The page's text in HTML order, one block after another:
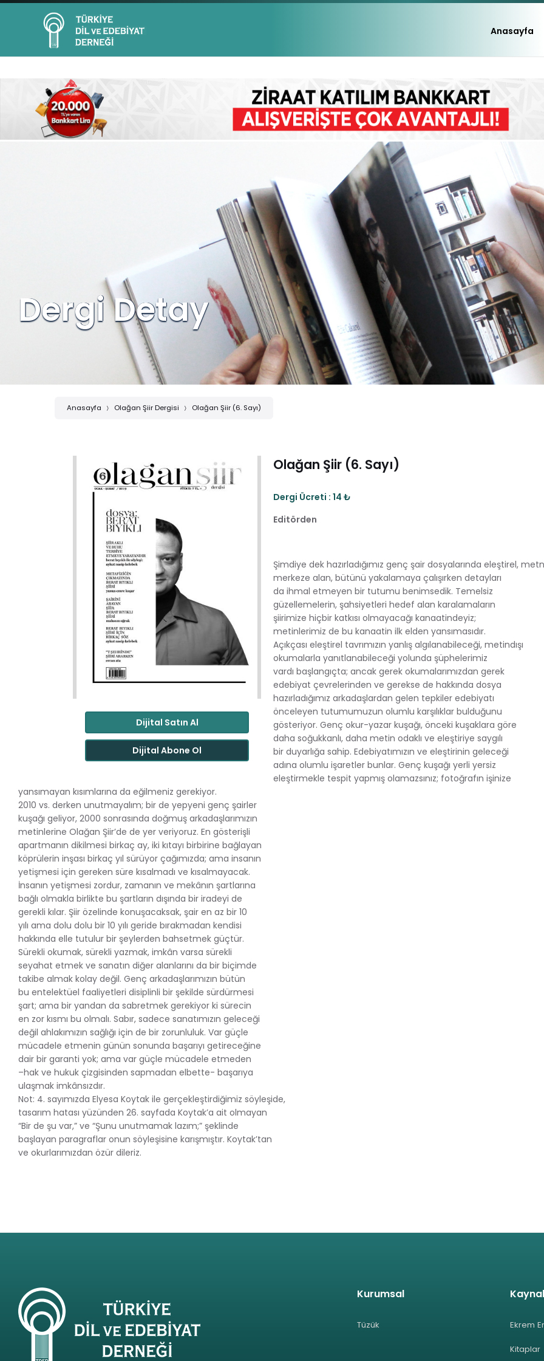
Anasayfa
Dergi Detay
Anasayfa Olağan Şiir Dergisi Olağan Şiir (6. Sayı)
Dijital Satın Al
Dijital Abone Ol
Olağan Şiir (6. Sayı)
Dergi Ücreti : 14 ₺
Editörden
Şimdiye dek hazırladığımız genç şair dosyalarında eleştirel,
merkeze alan, bütünü yakalamaya çalışırken detayları
da ihmal etmeyen bir tutumu benimsedik. Temelsiz
güzellemelerin, şahsiyetleri hedef alan karalamaların
şiirimize hiçbir katkısı olmayacağı kanaatindeyiz;
metinlerimiz de bu kanaatin ilk elden yansımasıdır.
Açıkçası eleştirel tavrımızın yanlış algılanabileceği, metindışı
okumalarla yanıtlanabileceği yolunda şüphelerimiz
vardı başlangıçta; ancak gerek okumalarımızdan gerek
edebiyat çevrelerinden ve gerekse de hakkında dosya
hazırladığımız arkadaşlardan gelen tepkiler edebiyatı
önceleyen tutumumuzun olumlu karşılıklar bulduğunu
gösteriyor. Genç okur-yazar kuşağı, önceki kuşaklara göre
daha soğukkanlı, daha metin odaklı ve eleştiriye saygılı
bir duyarlığa sahip. Edebiyatımızın ve eleştirinin geleceği
adına olumlu işaretler bunlar. Genç kuşağı yerli yersiz
eleştirmekle tespit yapmış olamazsınız; fotoğrafın işinize
yansımayan kısımlarına da eğilmeniz gerekiyor.
2010 vs. derken unutmayalım; bir de yepyeni genç şairler
kuşağı geliyor, 2000 sonrasında doğmuş arkadaşlarımızın
metinlerine Olağan Şiir’de de yer veriyoruz. En gösterişli
apartmanın dikilmesi birkaç ay, iki kıtayı birbirine bağlayan
köprülerin inşası birkaç yıl sürüyor çağımızda; ama insanın
yetişmesi için gereken süre kısalmadı ve kısalmayacak.
İnsanın yetişmesi zordur, zamanın ve mekânın şartlarına
bağlı olmakla birlikte bu şartların dışında bir iradeyi de
gerekli kılar. Şiir özelinde konuşacaksak, şair en az bir 10
yılı ama dolu dolu bir 10 yılı geride bırakmadan kendisi
hakkında elle tutulur bir şeylerden bahsetmek güçtür.
Sürekli okumak, sürekli yazmak, imkân varsa sürekli
seyahat etmek ve sanatın diğer alanlarını da bir biçimde
takibe almak kolay değil. Genç arkadaşlarımızın bütün
bu entelektüel faaliyetleri disiplinli bir şekilde sürdürmesi
şart; ama bir yandan da sabretmek gerekiyor ki sürecin
en zor kısmı bu olmalı. Sabır, sadece sanatımızın geleceği
değil ahlakımızın sağlığı için de bir zorunluluk. Var güçle
mücadele etmenin günün sonunda başarıyı getireceğine
dair bir garanti yok; ama var güçle mücadele etmeden
–hak ve hukuk çizgisinden sapmadan elbette- başarıya
ulaşmak imkânsızdır.
Not: 4. sayımızda Elyesa Koytak ile gerçekleştirdiğimiz söyleşide,
tasarım hatası yüzünden 26. sayfada Koytak’a ait olmayan
“Bir de şu var,” ve “Şunu unutmamak lazım;” şeklinde
başlayan paragraflar onun söyleşisine karışmıştır. Koytak’tan
ve okurlarımızdan özür dileriz.
Kurumsal
Tüzük Ekrem
Kitaplar